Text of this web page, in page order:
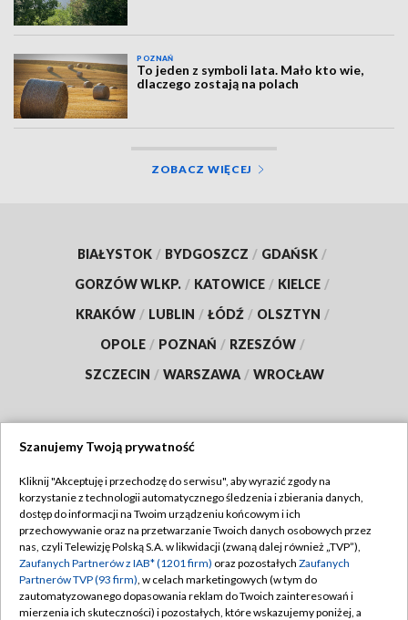
POZNAŃ
To jeden z symboli lata. Mało kto wie,
dlaczego zostają na polach
ZOBACZ WIĘCEJ
BIAŁYSTOK / BYDGOSZCZ / GDAŃSK /
GORZÓW WLKP. / KATOWICE / KIELCE /
KRAKÓW / LUBLIN / ŁÓDŹ / OLSZTYN /
OPOLE / POZNAŃ / RZESZÓW /
SZCZECIN / WARSZAWA / WROCŁAW
TVP
Abonament TVP
Emisja w TVP
Centrum informacji TVP
Regulamin TVP
Polityka prywatności
Moje zgody
Szanujemy Twoją prywatność
Kliknij "Akceptuję i przechodzę do serwisu", aby wyrazić zgody na
korzystanie z technologii automatycznego śledzenia i zbierania danych,
dostęp do informacji na Twoim urządzeniu końcowym i ich
przechowywanie oraz na przetwarzanie Twoich danych osobowych przez
nas, czyli Telewizję Polską S.A. w likwidacji (zwaną dalej również „TVP”),
Zaufanych Partnerów z IAB* (1201 firm) oraz pozostałych Zaufanych
Partnerów TVP (93 firm), w celach marketingowych (w tym do
zautomatyzowanego dopasowania reklam do Twoich zainteresowań i
mierzenia ich skuteczności) i pozostałych, które wskazujemy poniżej, a